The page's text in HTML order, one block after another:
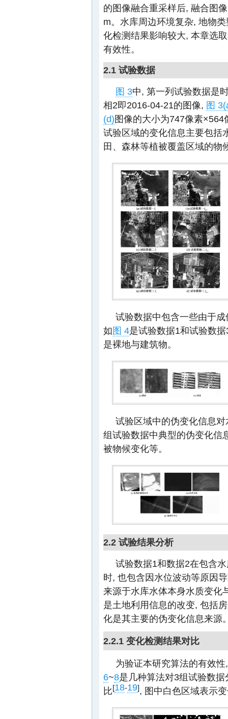
的图像融合重采样后, 融合图
m。水库周边环境复杂, 地物
化检测结果影响较大, 本章选
有效性。
2.1 试验数据
图 3中, 第一列试验数据是
相2即2016-04-21的图像, 图
(d)图像的大小为747像素×564
试验区域的变化信息主要包括
田、森林等植被覆盖区域的物
试验数据中包含一些由于
如图 4是试验数据1和试验数
是裸地与建筑物。
试验区域中的伪变化信息
组试验数据中典型的伪变化信
被物候变化等。
2.2 试验结果分析
试验数据1和数据2在包含
时, 也包含因水位波动等原因
来源于水库水体本身水质变化
是土地利用信息的改变, 包括
化是其主要的伪变化信息来源
2.2.1 变化检测结果对比
为验证本研究算法的有效
6~8是几种算法对3组试验数
比[18-19], 图中白色区域表示